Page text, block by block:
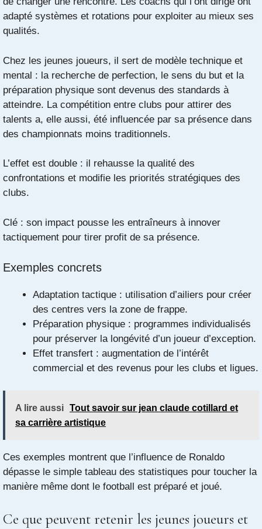
adapté systèmes et rotations pour exploiter au mieux ses
qualités.
Chez les jeunes joueurs, il sert de modèle technique et
mental : la recherche de perfection, le sens du but et la
préparation physique sont devenus des standards à
atteindre. La compétition entre clubs pour attirer des
talents a, elle aussi, été influencée par sa présence dans
des championnats moins traditionnels.
L’effet est double : il rehausse la qualité des
confrontations et modifie les priorités stratégiques des
clubs.
Clé : son impact pousse les entraîneurs à innover
tactiquement pour tirer profit de sa présence.
Exemples concrets
Adaptation tactique : utilisation d’ailiers pour créer
des centres vers la zone de frappe.
Préparation physique : programmes individualisés
pour préserver la longévité d’un joueur d’exception.
Effet transfert : augmentation de l’intérêt
commercial et des revenus pour les clubs et ligues.
A lire aussi Tout savoir sur jean claude cotillard et
sa carrière artistique
Ces exemples montrent que l’influence de Ronaldo
dépasse le simple tableau des statistiques pour toucher la
manière même dont le football est préparé et joué.
Ce que peuvent retenir les jeunes joueurs et